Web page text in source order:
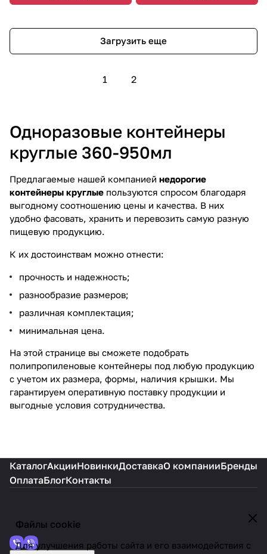
Загрузить еще
1 2
Одноразовые контейнеры
круглые 360-950мл
Предлагаемые нашей компанией недорогие
контейнеры круглые пользуются спросом благодаря
выгодному соотношению цены и качества. В них
удобно фасовать, хранить и перевозить самую разную
пищевую продукцию.
К их достоинствам можно отнести:
прочность и надежность;
разнообразие размеров;
различная комплектация;
минимальная цена.
На этой странице вы сможете подобрать
полипропиленовые контейнеры под любую продукцию
с учетом их размера, формы, наличия крышки. Мы
гарантируем оперативную поставку продукции и
выгодные условия сотрудничества.
Файлы cookie
Для улучшения работы сайта и его взаимодействия с
КаталогАкцииНовинкиДоставкаО компанииБренды
ОплатаБлогКонтакты